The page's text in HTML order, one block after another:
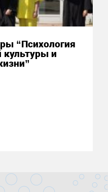
“Психология
культуры и